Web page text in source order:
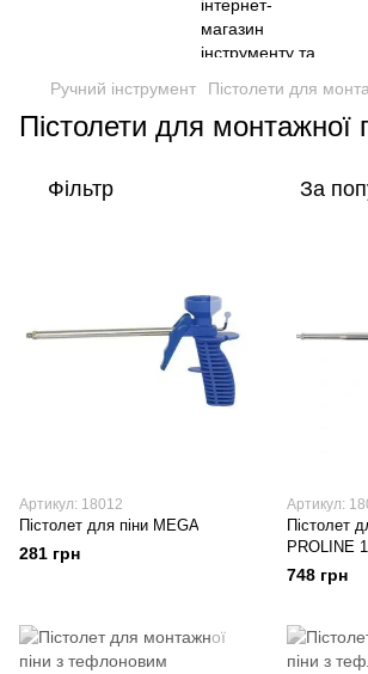
Ручний інструмент Пістолети для
Пістолети для монтажної
Фільтр За
Артикул: 18012
Пістолет для піни MEGA
281 грн
Артикул:
Пістолет
PROLINE
748 грн